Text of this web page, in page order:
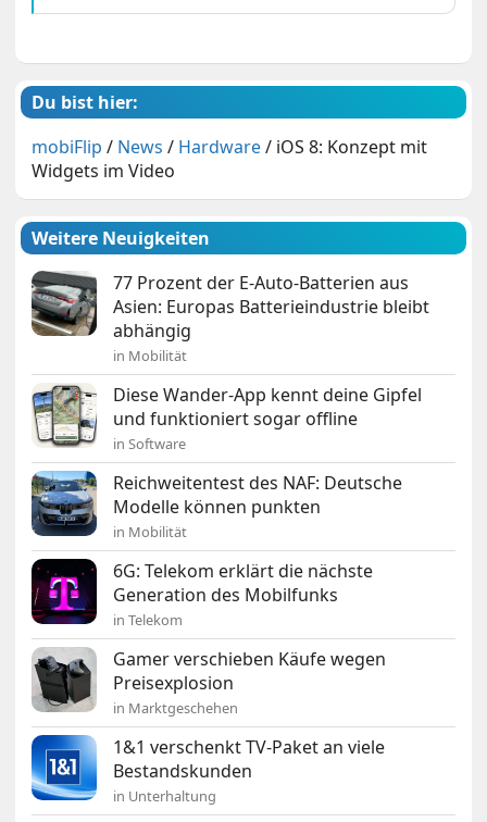
Du bist hier:
mobiFlip / News / Hardware/ iOS 8: Konzept mit
Widgets im Video
Weitere Neuigkeiten
77 Prozent der E-Auto-Batterien aus
Asien: Europas Batterieindustrie bleibt
abhängig
in Mobilität
Diese Wander-App kennt deine Gipfel
und funktioniert sogar offline
in Software
Reichweitentest des NAF: Deutsche
Modelle können punkten
in Mobilität
6G: Telekom erklärt die nächste
Generation des Mobilfunks
in Telekom
Gamer verschieben Käufe wegen
Preisexplosion
in Marktgeschehen
1&1 verschenkt TV-Paket an viele
Bestandskunden
in Unterhaltung